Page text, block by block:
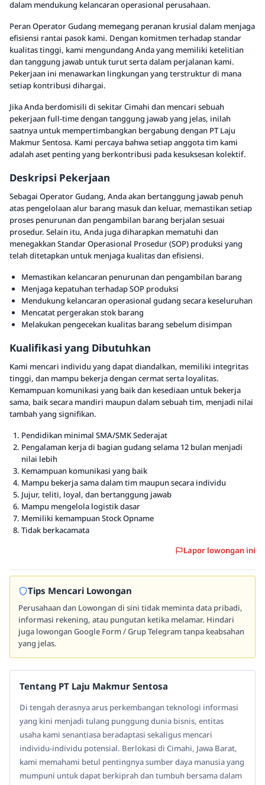
dalam mendukung kelancaran operasional perusahaan.
Peran Operator Gudang memegang peranan krusial dalam menjaga
efisiensi rantai pasok kami. Dengan komitmen terhadap standar
kualitas tinggi, kami mengundang Anda yang memiliki ketelitian
dan tanggung jawab untuk turut serta dalam perjalanan kami.
Pekerjaan ini menawarkan lingkungan yang terstruktur di mana
setiap kontribusi dihargai.
Jika Anda berdomisili di sekitar Cimahi dan mencari sebuah
pekerjaan full-time dengan tanggung jawab yang jelas, inilah
saatnya untuk mempertimbangkan bergabung dengan PT Laju
Makmur Sentosa. Kami percaya bahwa setiap anggota tim kami
adalah aset penting yang berkontribusi pada kesuksesan kolektif.
Deskripsi Pekerjaan
Sebagai Operator Gudang, Anda akan bertanggung jawab penuh
atas pengelolaan alur barang masuk dan keluar, memastikan setiap
proses penurunan dan pengambilan barang berjalan sesuai
prosedur. Selain itu, Anda juga diharapkan mematuhi dan
menegakkan Standar Operasional Prosedur (SOP) produksi yang
telah ditetapkan untuk menjaga kualitas dan efisiensi.
Memastikan kelancaran penurunan dan pengambilan barang
Menjaga kepatuhan terhadap SOP produksi
Mendukung kelancaran operasional gudang secara keseluruhan
Mencatat pergerakan stok barang
Melakukan pengecekan kualitas barang sebelum disimpan
Kualifikasi yang Dibutuhkan
Kami mencari individu yang dapat diandalkan, memiliki integritas
tinggi, dan mampu bekerja dengan cermat serta loyalitas.
Kemampuan komunikasi yang baik dan kesediaan untuk bekerja
sama, baik secara mandiri maupun dalam sebuah tim, menjadi nilai
tambah yang signifikan.
Pendidikan minimal SMA/SMK Sederajat
Pengalaman kerja di bagian gudang selama 12 bulan menjadi
nilai lebih
Kemampuan komunikasi yang baik
Mampu bekerja sama dalam tim maupun secara individu
Jujur, teliti, loyal, dan bertanggung jawab
Mampu mengelola logistik dasar
Memiliki kemampuan Stock Opname
Tidak berkacamata
Lapor lowongan ini
Tips Mencari Lowongan
Perusahaan dan Lowongan di sini tidak meminta data pribadi,
informasi rekening, atau pungutan ketika melamar. Hindari
juga lowongan Google Form / Grup Telegram tanpa keabsahan
yang jelas.
Tentang PT Laju Makmur Sentosa
Di tengah derasnya arus perkembangan teknologi informasi
yang kini menjadi tulang punggung dunia bisnis, entitas
usaha kami senantiasa beradaptasi sekaligus mencari
individu-individu potensial. Berlokasi di Cimahi, Jawa Barat,
kami memahami betul pentingnya sumber daya manusia yang
mumpuni untuk dapat berkiprah dan tumbuh bersama dalam